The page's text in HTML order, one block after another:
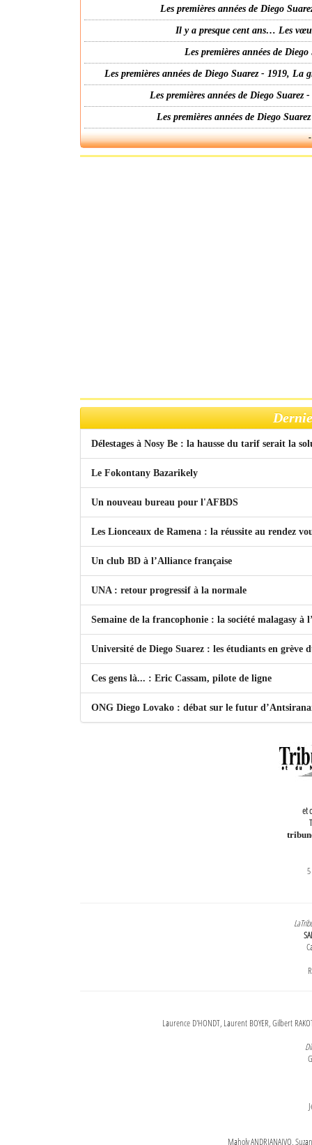
Les premières années de Diego
Il y a presque cent ans… Les
Les premières années de
Les premières années de Diego Suarez - 1919,
Les premières années de Diego
Les premières années de Diego
Délestages à Nosy Be : la hausse du tarif serait la
Le Fokontany Bazarikely
Un nouveau bureau pour l'AFBDS
Les Lionceaux de Ramena : la réussite au rendez
Un club BD à l’Alliance française
UNA : retour progressif à la normale
Semaine de la francophonie : la société malagasy à
Université de Diego Suarez : les étudiants en grève
Ces gens là... : Eric Cassam, pilote de ligne
ONG Diego Lovako : débat sur le futur
et
Laurence D'HONDT, Laurent BOYER, Gilbert
Maholy ANDRIANAIVO,